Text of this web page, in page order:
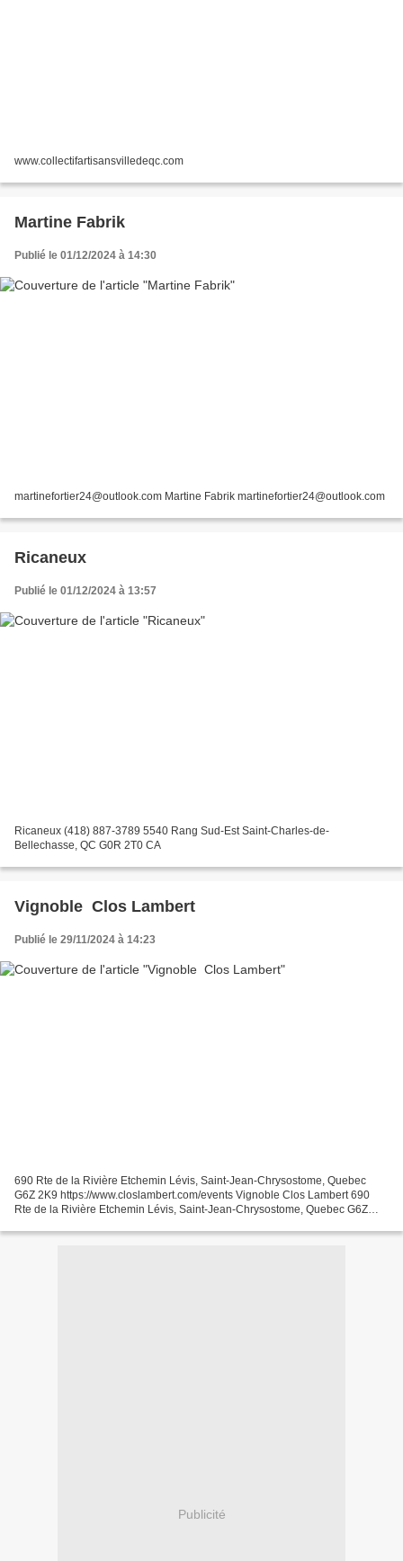
www.collectifartisansvilledeqc.com
Martine Fabrik
Publié le 01/12/2024 à 14:30
martinefortier24@outlook.com Martine Fabrik martinefortier24@outlook.com
Ricaneux
Publié le 01/12/2024 à 13:57
Ricaneux (418) 887-3789 5540 Rang Sud-Est Saint-Charles-de-
Bellechasse, QC G0R 2T0 CA
Vignoble Clos Lambert
Publié le 29/11/2024 à 14:23
690 Rte de la Rivière Etchemin Lévis, Saint-Jean-Chrysostome, Quebec
G6Z 2K9 https://www.closlambert.com/events Vignoble Clos Lambert 690
Rte de la Rivière Etchemin Lévis, Saint-Jean-Chrysostome, Quebec G6Z
Publicité